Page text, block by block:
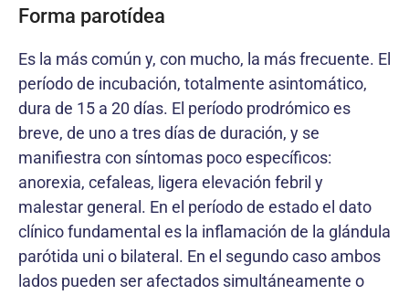
Forma parotídea
Es la más común y, con mucho, la más frecuente. El
período de incubación, totalmente asintomático,
dura de 15 a 20 días. El período prodrómico es
breve, de uno a tres días de duración, y se
manifiestra con síntomas poco específicos:
anorexia, cefaleas, ligera elevación febril y
malestar general. En el período de estado el dato
clínico fundamental es la inflamación de la glándula
parótida uni o bilateral. En el segundo caso ambos
lados pueden ser afectados simultáneamente o